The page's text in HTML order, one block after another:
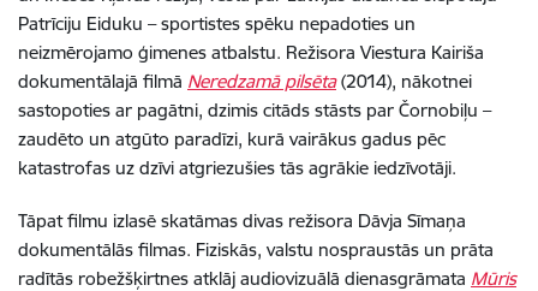
Patrīciju Eiduku – sportistes spēku nepadoties un
neizmērojamo ģimenes atbalstu. Režisora Viestura Kairiša
dokumentālajā filmā Neredzamā pilsēta(2014), nākotnei
sastopoties ar pagātni, dzimis citāds stāsts par Čornobiļu –
zaudēto un atgūto paradīzi, kurā vairākus gadus pēc
katastrofas uz dzīvi atgriezušies tās agrākie iedzīvotāji.
Tāpat filmu izlasē skatāmas divas režisora Dāvja Sīmaņa
dokumentālās filmas. Fiziskās, valstu nospraustās un prāta
radītās robežšķirtnes atklāj audiovizuālā dienasgrāmata Mūris